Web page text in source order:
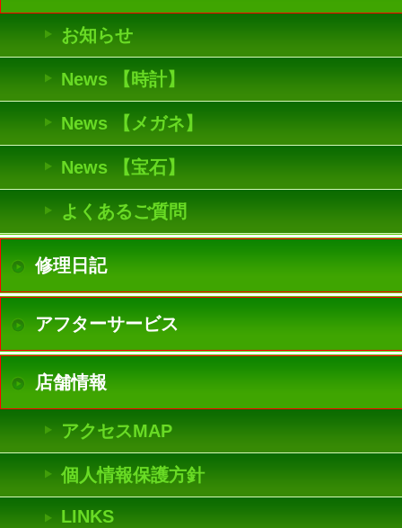
お知らせ
News 【時計】
News 【メガネ】
News 【宝石】
よくあるご質問
修理日記
アフターサービス
店舗情報
アクセスMAP
個人情報保護方針
LINKS